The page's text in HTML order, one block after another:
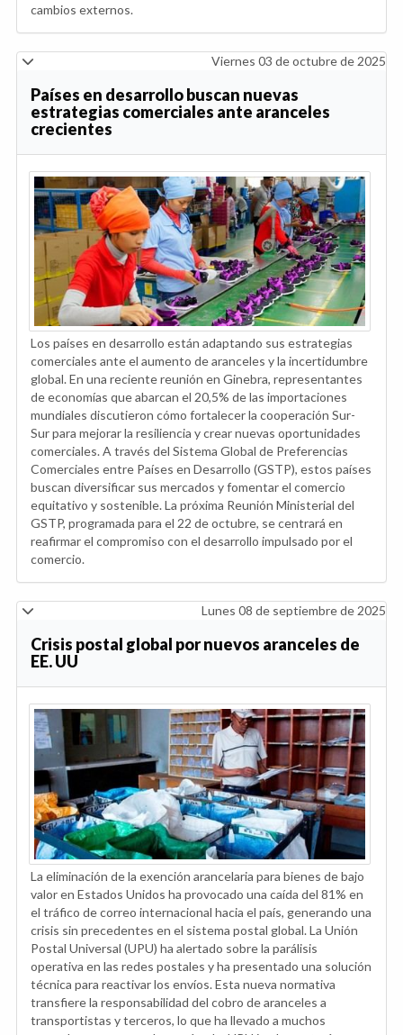
cambios externos.
Viernes 03 de octubre de 2025
Países en desarrollo buscan nuevas
estrategias comerciales ante aranceles
crecientes
Los países en desarrollo están adaptando sus estrategias
comerciales ante el aumento de aranceles y la incertidumbre
global. En una reciente reunión en Ginebra, representantes
de economías que abarcan el 20,5% de las importaciones
mundiales discutieron cómo fortalecer la cooperación Sur-
Sur para mejorar la resiliencia y crear nuevas oportunidades
comerciales. A través del Sistema Global de Preferencias
Comerciales entre Países en Desarrollo (GSTP), estos países
buscan diversificar sus mercados y fomentar el comercio
equitativo y sostenible. La próxima Reunión Ministerial del
GSTP, programada para el 22 de octubre, se centrará en
reafirmar el compromiso con el desarrollo impulsado por el
comercio.
Lunes 08 de septiembre de 2025
Crisis postal global por nuevos aranceles de
EE. UU
La eliminación de la exención arancelaria para bienes de bajo
valor en Estados Unidos ha provocado una caída del 81% en
el tráfico de correo internacional hacia el país, generando una
crisis sin precedentes en el sistema postal global. La Unión
Postal Universal (UPU) ha alertado sobre la parálisis
operativa en las redes postales y ha presentado una solución
técnica para reactivar los envíos. Esta nueva normativa
transfiere la responsabilidad del cobro de aranceles a
transportistas y terceros, lo que ha llevado a muchos